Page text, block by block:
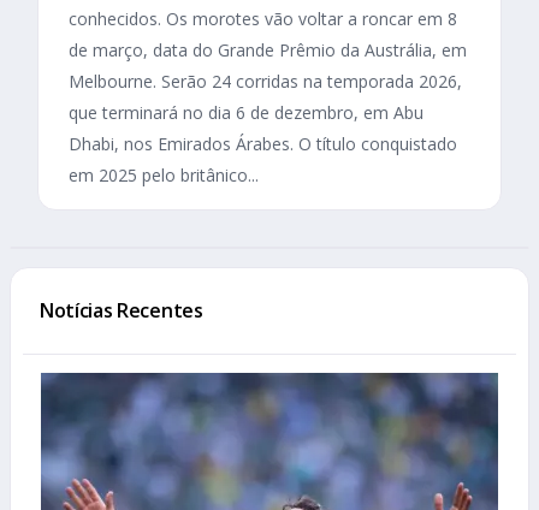
conhecidos. Os morotes vão voltar a roncar em 8
de março, data do Grande Prêmio da Austrália, em
Melbourne. Serão 24 corridas na temporada 2026,
que terminará no dia 6 de dezembro, em Abu
Dhabi, nos Emirados Árabes. O título conquistado
em 2025 pelo britânico...
Notícias Recentes